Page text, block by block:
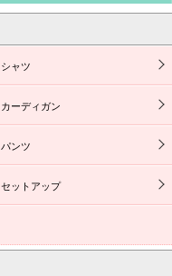
シャツ
カーディガン
パンツ
セットアップ